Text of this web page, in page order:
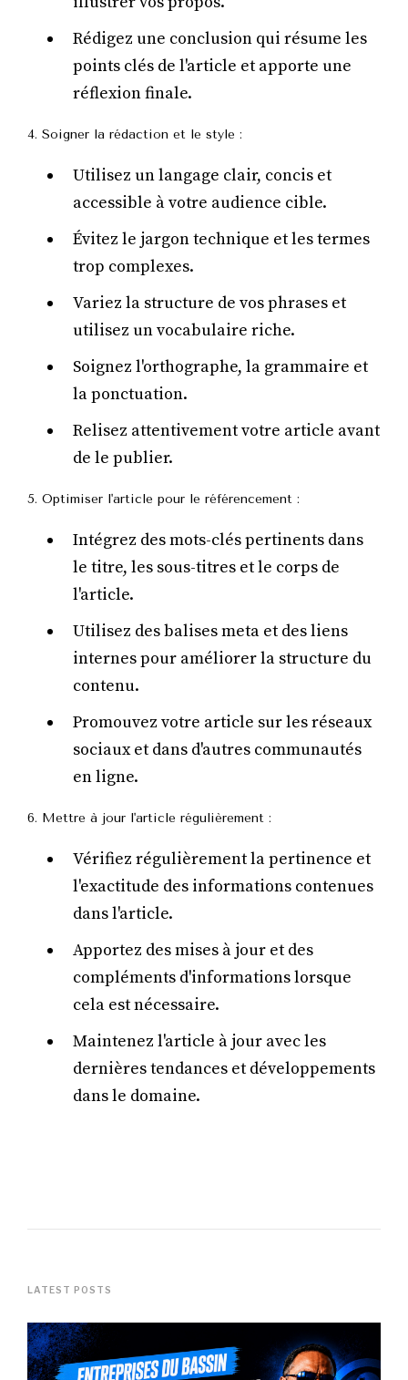
Rédigez une conclusion qui résume les
points clés de l'article et apporte une
réflexion finale.
4. Soigner la rédaction et le style :
Utilisez un langage clair, concis et
accessible à votre audience cible.
Évitez le jargon technique et les termes
trop complexes.
Variez la structure de vos phrases et
utilisez un vocabulaire riche.
Soignez l'orthographe, la grammaire et
la ponctuation.
Relisez attentivement votre article avant
de le publier.
5. Optimiser l'article pour le référencement :
Intégrez des mots-clés pertinents dans
le titre, les sous-titres et le corps de
l'article.
Utilisez des balises meta et des liens
internes pour améliorer la structure du
contenu.
Promouvez votre article sur les réseaux
sociaux et dans d'autres communautés
en ligne.
6. Mettre à jour l'article régulièrement :
Vérifiez régulièrement la pertinence et
l'exactitude des informations contenues
dans l'article.
Apportez des mises à jour et des
compléments d'informations lorsque
cela est nécessaire.
Maintenez l'article à jour avec les
dernières tendances et développements
dans le domaine.
LATEST POSTS